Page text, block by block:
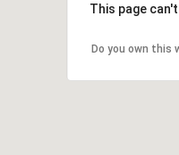
This page
Do you own this